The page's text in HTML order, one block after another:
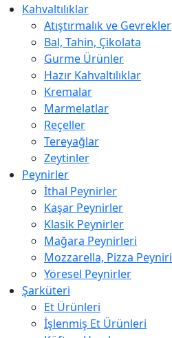
Kahvaltılıklar
Atıştırmalık ve Gevrekler
Bal, Tahin, Çikolata
Gurme Ürünler
Hazır Kahvaltılıklar
Kremalar
Marmelatlar
Reçeller
Tereyağlar
Zeytinler
Peynirler
İthal Peynirler
Kaşar Peynirler
Klasik Peynirler
Mağara Peynirleri
Mozzarella, Pizza Peyniri
Yöresel Peynirler
Şarküteri
Et Ürünleri
İşlenmiş Et Ürünleri